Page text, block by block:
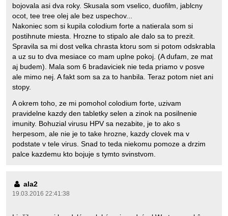
bojovala asi dva roky. Skusala som vselico, duofilm, jablcny
ocot, tee tree olej ale bez uspechov...
Nakoniec som si kupila colodium forte a natierala som si
postihnute miesta. Hrozne to stipalo ale dalo sa to prezit.
Spravila sa mi dost velka chrasta ktoru som si potom odskrabla
a uz su to dva mesiace co mam uplne pokoj. (A dufam, ze mat
aj budem). Mala som 6 bradaviciek nie teda priamo v posve
ale mimo nej. A fakt som sa za to hanbila. Teraz potom niet ani
stopy.
A okrem toho, ze mi pomohol colodium forte, uzivam
pravidelne kazdy den tabletky selen a zinok na posilnenie
imunity. Bohuzial virusu HPV sa nezabite, je to ako s
herpesom, ale nie je to take hrozne, kazdy clovek ma v
podstate v tele virus. Snad to teda niekomu pomoze a drzim
palce kazdemu kto bojuje s tymto svinstvom.
ala2
19.03.2016 22:41:38